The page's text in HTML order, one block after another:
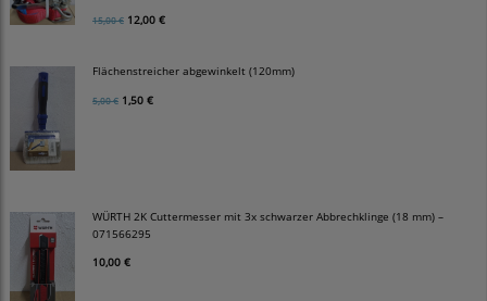
15,00 € 12,00 €
Flächenstreicher abgewinkelt (120mm)
5,00 € 1,50 €
WÜRTH 2K Cuttermesser mit 3x schwarzer Abbrechklinge (18 mm) –
071566295
10,00 €